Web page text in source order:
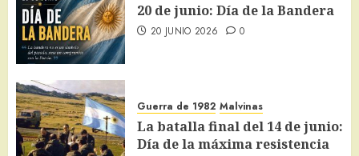
20 de junio: Día de la Bandera
20 JUNIO 2026 0
Guerra de 1982 Malvinas
La batalla final del 14 de junio:
Día de la máxima resistencia